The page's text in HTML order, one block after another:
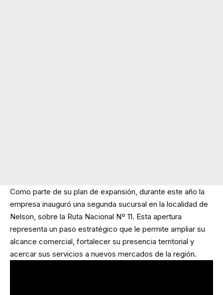
Como parte de su plan de expansión, durante este año la
empresa inauguró una segunda sucursal en la localidad de
Nelson, sobre la Ruta Nacional Nº 11. Esta apertura
representa un paso estratégico que le permite ampliar su
alcance comercial, fortalecer su presencia territorial y
acercar sus servicios a nuevos mercados de la región.